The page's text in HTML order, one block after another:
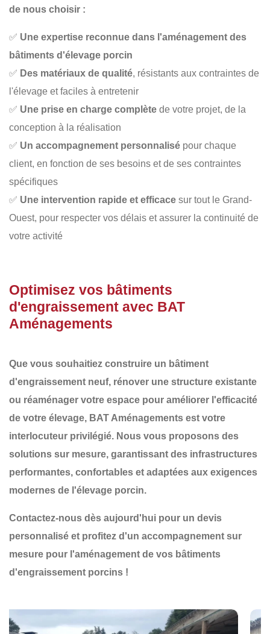
de nous choisir :
✅ Une expertise reconnue dans l'aménagement des
bâtiments d'élevage porcin
✅ Des matériaux de qualité, résistants aux contraintes de
l'élevage et faciles à entretenir
✅ Une prise en charge complète de votre projet, de la
conception à la réalisation
✅ Un accompagnement personnalisé pour chaque
client, en fonction de ses besoins et de ses contraintes
spécifiques
✅ Une intervention rapide et efficace sur tout le Grand-
Ouest, pour respecter vos délais et assurer la continuité de
votre activité
Optimisez vos bâtiments
d'engraissement avec BAT
Aménagements
Que vous souhaitiez construire un bâtiment
d'engraissement neuf, rénover une structure existante
ou réaménager votre espace pour améliorer l'efficacité
de votre élevage, BAT Aménagements est votre
interlocuteur privilégié. Nous vous proposons des
solutions sur mesure, garantissant des infrastructures
performantes, confortables et adaptées aux exigences
modernes de l'élevage porcin.
Contactez-nous dès aujourd'hui pour un devis
personnalisé et profitez d'un accompagnement sur
mesure pour l'aménagement de vos bâtiments
d'engraissement porcins !